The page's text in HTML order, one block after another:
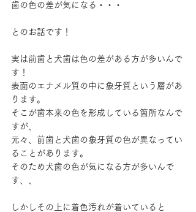
歯の色の差が気になる・・・
とのお話です！
実は前歯と犬歯は色の差がある方が多いんで
す！
表面のエナメル質の中に象牙質という層があ
ります。
そこが歯本来の色を形成している箇所なんで
すが、
元々、前歯と犬歯の象牙質の色が異なってい
ることがあります。
そのため犬歯の色が気になる方が多いんで
す、、
しかしその上に着色汚れが着いていると